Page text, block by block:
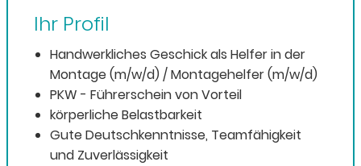
Ihr Profil
Handwerkliches Geschick als Helfer in der
Montage (m/w/d) / Montagehelfer (m/w/d)
PKW - Führerschein von Vorteil
körperliche Belastbarkeit
Gute Deutschkenntnisse, Teamfähigkeit
und Zuverlässigkeit